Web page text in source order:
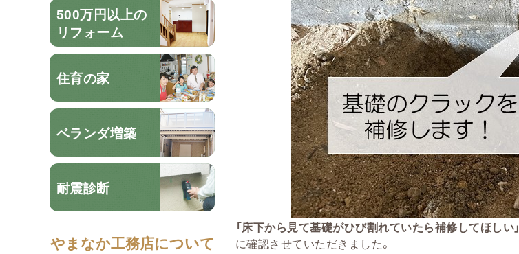
500万円以上の
リフォーム
住育の家
ベランダ増築
耐震診断
やまなか工務店について
「床下から見て基礎がひび割れていたら補修してほしい」
に確認させていただきました。